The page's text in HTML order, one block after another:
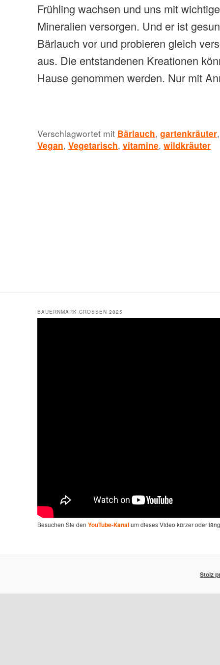
Frühling wachsen und uns mit
Mineralien versorgen. Und er ist
Bärlauch vor und probieren gleich
aus. Die entstandenen Kreationen
Hause genommen werden. Nur mit
Verschlagwortet mit Bärlauch, gartenkräuter
Vegan, Vegetarisch, vitamine, wildkräuter
BAUERNMARK CROSSEN 2025
Besuchen Sie den YouTube-Kanalum dieses Video kürzer oder
Stolz